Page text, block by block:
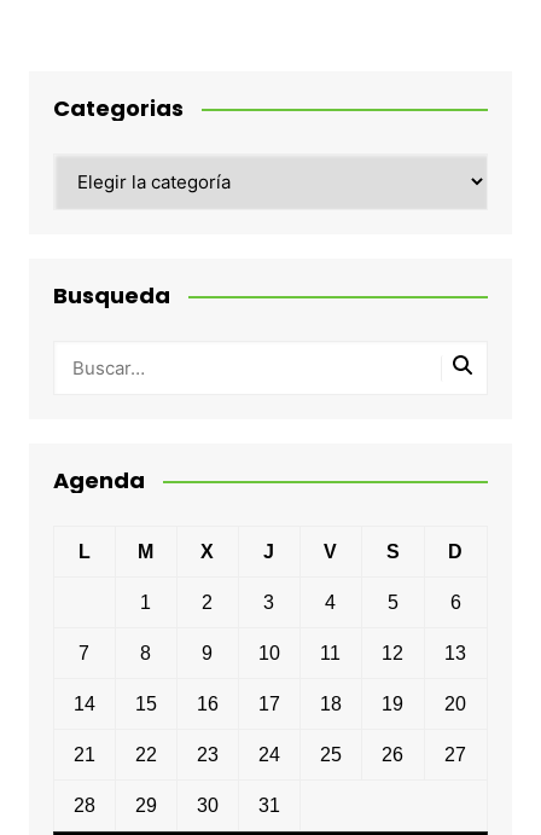
Categorias
Busqueda
Agenda
L M X J V S D
1 2 3 4 5 6
7 8 9 10 11 12 13
14 15 16 17 18 19 20
21 22 23 24 25 26 27
28 29 30 31